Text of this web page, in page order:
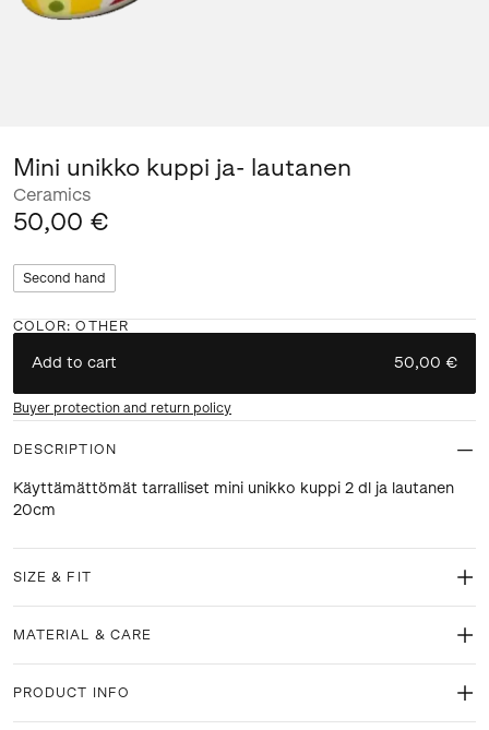
Mini unikko kuppi ja- lautanen
Ceramics
50,00 €
Second hand
COLOR:OTHER
Add to cart 50,00 €
Buyer protection and return policy
DESCRIPTION
Käyttämättömät tarralliset mini unikko kuppi 2 dl ja lautanen
20cm
SIZE & FIT
MATERIAL & CARE
PRODUCT INFO